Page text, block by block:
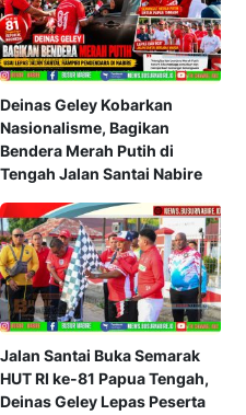
Deinas Geley Kobarkan
Nasionalisme, Bagikan
Bendera Merah Putih di
Tengah Jalan Santai Nabire
Jalan Santai Buka Semarak
HUT RI ke-81 Papua Tengah,
Deinas Geley Lepas Peserta